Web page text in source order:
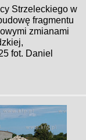
Strzeleckiego w
fragmentu
zmianami
fot. Daniel